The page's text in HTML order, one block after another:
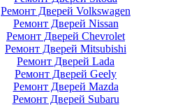
Ремонт Дверей Volkswagen
Ремонт Дверей Nissan
Ремонт Дверей Chevrolet
Ремонт Дверей Mitsubishi
Ремонт Дверей Lada
Ремонт Дверей Geely
Ремонт Дверей Mazda
Ремонт Дверей Subaru